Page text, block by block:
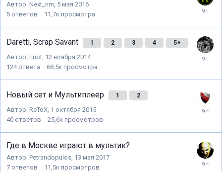
Автор: Next_rim, 5 мая 2016
5 ответов 11,7к просмотра
Daretti, Scrap Savant 1 2 3 4 5
Автор: Enot, 12 ноября 2014
124 ответа 68,5к просмотра
Новый сет и Мультиплеер 1 2
Автор: ReToX, 1 октября 2015
40 ответов 25,6к просмотров
Где в Москве играют в мультик?
Автор: Petrandopulos, 13 мая 2017
7 ответов 11,5к просмотров